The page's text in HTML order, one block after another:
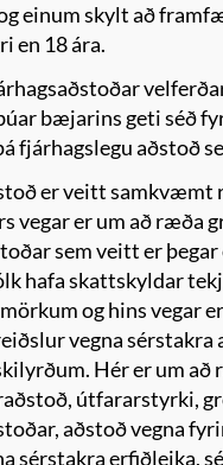
einum skylt að
en 18 ára.
bæjarins geti séð
fjárhagslegu aðstoð
er veitt
vegar er um að ræða
sem veitt er
hafa skattskyldar
og hins vegar
vegna
Hér er um að
útfararstyrki,
aðstoð vegna
sérstakra erfiðleika,